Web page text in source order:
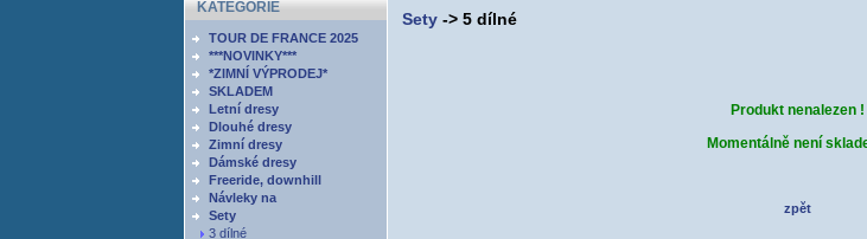
KATEGORIE
TOUR DE FRANCE 2025
***NOVINKY***
*ZIMNÍ VÝPRODEJ*
SKLADEM
Letní dresy
Dlouhé dresy
Zimní dresy
Dámské dresy
Freeride, downhill
Návleky na
Sety
3 dílné
Sety -> 5 dílné
Produkt nenalezen !
Momentálně není
zpět